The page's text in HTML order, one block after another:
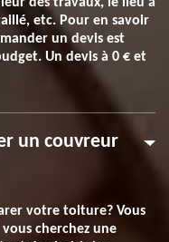
etc. Pour en savoir
un devis est
Un devis à 0 € et
un couvreur
votre toiture? Vous
cherchez une